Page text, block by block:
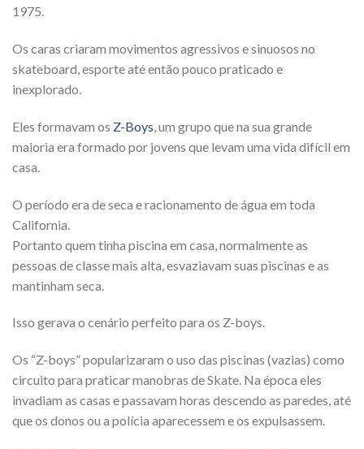
1975.
Os caras criaram movimentos agressivos e sinuosos no
skateboard, esporte até então pouco praticado e
inexplorado.
Eles formavam os Z-Boys, um grupo que na sua grande
maioria era formado por jovens que levam uma vida difícil em
casa.
O período era de seca e racionamento de água em toda
California.
Portanto quem tinha piscina em casa, normalmente as
pessoas de classe mais alta, esvaziavam suas piscinas e as
mantinham seca.
Isso gerava o cenário perfeito para os Z-boys.
Os “Z-boys” popularizaram o uso das piscinas (vazias) como
circuito para praticar manobras de Skate. Na época eles
invadiam as casas e passavam horas descendo as paredes, até
que os donos ou a polícia aparecessem e os expulsassem.